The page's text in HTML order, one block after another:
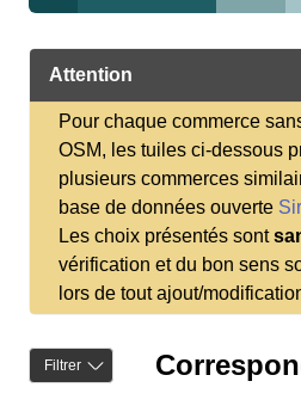
Attention
Pour chaque commerce
OSM, les tuiles ci-dessous
plusieurs commerces
base de données ouverte
Les choix présentés sont
vérification et du bon sens
lors de tout ajout/
Filtrer